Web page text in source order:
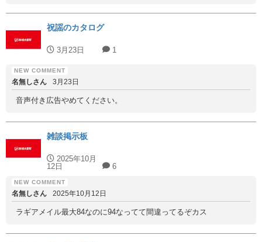
祝謡のカタログ
3月23日 1
名無しさん 3月23日
音声付き広告やめてください。
雑談掲示板
2025年10月
12日
6
名無しさん 2025年10月12日
ラギアメイル最大84なのに94なってて間違ってるぞカス